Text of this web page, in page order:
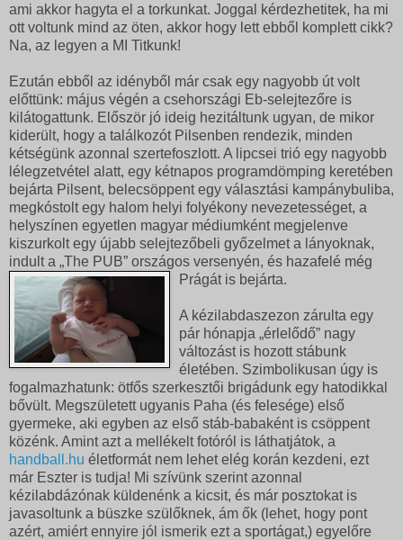
ami akkor hagyta el a torkunkat. Joggal kérdezhetitek, ha mi
ott voltunk mind az öten, akkor hogy lett ebből komplett cikk?
Na, az legyen a MI Titkunk!
Ezután ebből az idényből már csak egy nagyobb út volt
előttünk: május végén a csehországi Eb-selejtezőre is
kilátogattunk. Először jó ideig hezitáltunk ugyan, de mikor
kiderült, hogy a találkozót Pilsenben rendezik, minden
kétségünk azonnal szertefoszlott. A lipcsei trió egy nagyobb
lélegzetvétel alatt, egy kétnapos programdömping keretében
bejárta Pilsent, belecsöppent egy választási kampánybuliba,
megkóstolt egy halom helyi folyékony nevezetességet, a
helyszínen egyetlen magyar médiumként megjelenve
kiszurkolt egy újabb selejtezőbeli győzelmet a lányoknak,
indult a „The PUB” országos versenyén, és hazafelé még
Prágát is bejárta.
A kézilabdaszezon zárulta egy
pár hónapja „érlelődő” nagy
változást is hozott stábunk
életében. Szimbolikusan úgy is
fogalmazhatunk: ötfős szerkesztői brigádunk egy hatodikkal
bővült. Megszületett ugyanis Paha (és felesége) első
gyermeke, aki egyben az első stáb-babaként is csöppent
közénk. Amint azt a mellékelt fotóról is láthatjátok, a
handball.hu életformát nem lehet elég korán kezdeni, ezt
már Eszter is tudja! Mi szívünk szerint azonnal
kézilabdázónak küldenénk a kicsit, és már posztokat is
javasoltunk a büszke szülőknek, ám ők (lehet, hogy pont
azért, amiért ennyire jól ismerik ezt a sportágat,) egyelőre